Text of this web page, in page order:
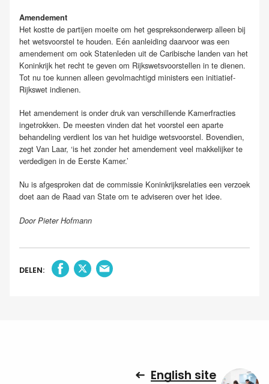
Amendement
Het kostte de partijen moeite om het gespreksonderwerp alleen bij
het wetsvoorstel te houden. Eén aanleiding daarvoor was een
amendement om ook Statenleden uit de Caribische landen van het
Koninkrijk het recht te geven om Rijkswetsvoorstellen in te dienen.
Tot nu toe kunnen alleen gevolmachtigd ministers een initiatief-
Rijkswet indienen.
Het amendement is onder druk van verschillende Kamerfracties
ingetrokken. De meesten vinden dat het voorstel een aparte
behandeling verdient los van het huidige wetsvoorstel. Bovendien,
zegt Van Laar, ‘is het zonder het amendement veel makkelijker te
verdedigen in de Eerste Kamer.’
Nu is afgesproken dat de commissie Koninkrijksrelaties een verzoek
doet aan de Raad van State om te adviseren over het idee.
Door Pieter Hofmann
DELEN:
English site